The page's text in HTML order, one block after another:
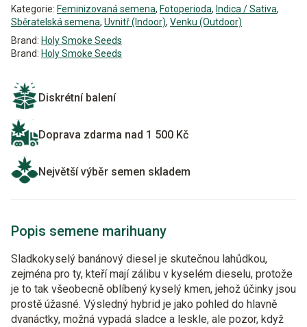
Kategorie: Feminizovaná semena, Fotoperioda, Indica / Sativa,
Sběratelská semena, Uvnitř (Indoor), Venku (Outdoor)
Brand: Holy Smoke Seeds
Brand: Holy Smoke Seeds
Diskrétní balení
Doprava zdarma nad 1 500 Kč
Největší výběr semen skladem
Popis semene marihuany
Sladkokyselý banánový diesel je skutečnou lahůdkou,
zejména pro ty, kteří mají zálibu v kyselém dieselu, protože
je to tak všeobecně oblíbený kyselý kmen, jehož účinky jsou
prostě úžasné. Výsledný hybrid je jako pohled do hlavně
dvanáctky, možná vypadá sladce a leskle, ale pozor, když